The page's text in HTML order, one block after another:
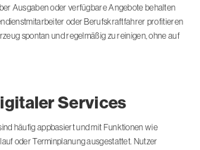
Ausgaben oder verfügbare Angebote behalten
oder Berufskraftfahrer profitieren
spontan und regelmäßig zu reinigen, ohne auf
Services
häufig appbasiert und mit Funktionen wie
oder Terminplanung ausgestattet. Nutzer